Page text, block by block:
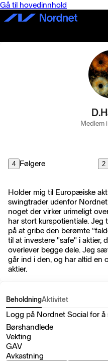
Gå til hovedinnhold
Medlem
4 Følgere 2
Holder mig til Europæiske
swingtrader udenfor
noget der virker urimeligt
har stort kurspotientiale. Jeg
på at gribe den berømte
til at investere "safe" i aktier,
overlever begge dele. Jeg
går ind i den, og har altid en
aktier.
BeholdningAktivitet
Logg på Nordnet Social for å
Børshandlede
Vekting
GAV
Avkastning